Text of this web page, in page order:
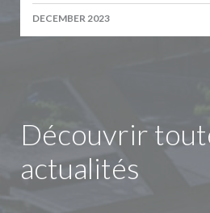
DECEMBER 2023
Découvrir
actualités